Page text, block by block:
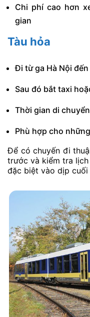
Chi phí cao hơn
gian
Tàu hỏa
Đi từ ga Hà Nội
Sau đó bắt taxi
Thời gian di
Phù hợp cho
Để có chuyến đi
trước và kiểm tra
đặc biệt vào dịp cuối